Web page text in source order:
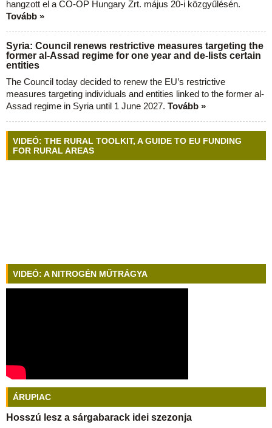
hangzott el a CO-OP Hungary Zrt. május 20-i közgyűlésén.
Tovább »
Syria: Council renews restrictive measures targeting the
former al-Assad regime for one year and de-lists certain
entities
The Council today decided to renew the EU’s restrictive
measures targeting individuals and entities linked to the former al-
Assad regime in Syria until 1 June 2027. Tovább »
VIDEÓ: THE RURAL TOOLKIT, A GUIDE TO EU FUNDING
FOR RURAL AREAS
VIDEÓ: A NITROGÉN MŰTRÁGYA
ÁRUPIAC
Hosszú lesz a sárgabarack idei szezonja